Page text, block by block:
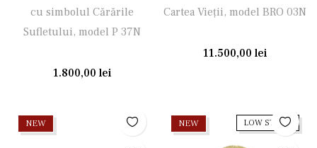
cu simbolul Cărările
Sufletului, model P 37N
1.800,00 lei
Cartea Vieții, model BRO 03N
11.500,00 lei
NEW LOW STOCK
NEW